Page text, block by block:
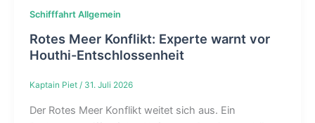
Schifffahrt Allgemein
Rotes Meer Konflikt: Experte warnt vor
Houthi-Entschlossenheit
Kaptain Piet / 31. Juli 2026
Der Rotes Meer Konflikt weitet sich aus. Ein